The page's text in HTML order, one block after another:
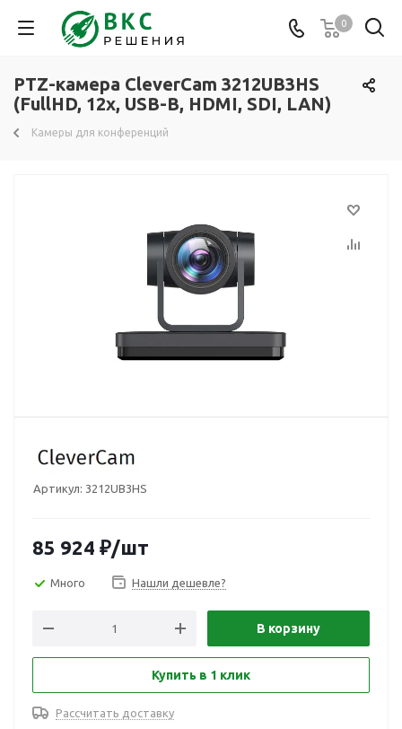
0
PTZ-камера CleverCam 3212UB3HS
(FullHD, 12x, USB-B, HDMI, SDI, LAN)
Камеры для конференций
Артикул: 3212UB3HS
85 924 ₽/шт
Много Нашли дешевле?
В корзину
Купить в 1 клик
Рассчитать доставку